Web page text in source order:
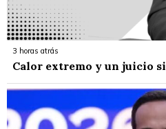
3 horas atrás
Calor extremo y un juicio